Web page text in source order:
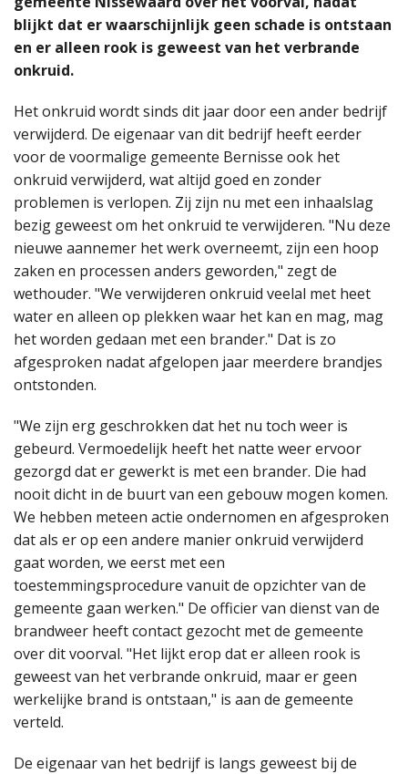
blijkt dat er waarschijnlijk geen schade is ontstaan
en er alleen rook is geweest van het verbrande
onkruid.
Het onkruid wordt sinds dit jaar door een ander bedrijf
verwijderd. De eigenaar van dit bedrijf heeft eerder
voor de voormalige gemeente Bernisse ook het
onkruid verwijderd, wat altijd goed en zonder
problemen is verlopen. Zij zijn nu met een inhaalslag
bezig geweest om het onkruid te verwijderen. "Nu deze
nieuwe aannemer het werk overneemt, zijn een hoop
zaken en processen anders geworden," zegt de
wethouder. "We verwijderen onkruid veelal met heet
water en alleen op plekken waar het kan en mag, mag
het worden gedaan met een brander." Dat is zo
afgesproken nadat afgelopen jaar meerdere brandjes
ontstonden.
"We zijn erg geschrokken dat het nu toch weer is
gebeurd. Vermoedelijk heeft het natte weer ervoor
gezorgd dat er gewerkt is met een brander. Die had
nooit dicht in de buurt van een gebouw mogen komen.
We hebben meteen actie ondernomen en afgesproken
dat als er op een andere manier onkruid verwijderd
gaat worden, we eerst met een
toestemmingsprocedure vanuit de opzichter van de
gemeente gaan werken." De officier van dienst van de
brandweer heeft contact gezocht met de gemeente
over dit voorval. "Het lijkt erop dat er alleen rook is
geweest van het verbrande onkruid, maar er geen
werkelijke brand is ontstaan," is aan de gemeente
verteld.
De eigenaar van het bedrijf is langs geweest bij de